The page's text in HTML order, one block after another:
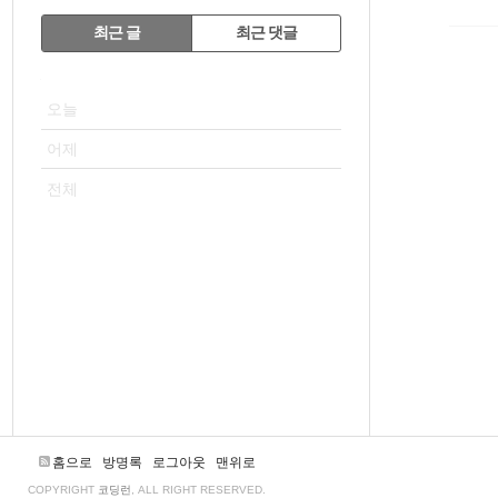
RECENTLY
최근 글 최근 댓글
오늘
어제
전체
홈으로 방명록 로그아웃 맨위로
COPYRIGHT 코딩런 , ALL RIGHT RESERVED.